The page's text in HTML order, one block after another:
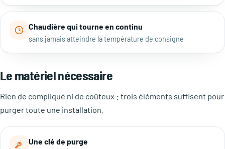
Chaudière qui tourne en continu
sans jamais atteindre la température de consigne
Le matériel nécessaire
Rien de compliqué ni de coûteux : trois éléments suffisent pour
purger toute une installation.
Une clé de purge